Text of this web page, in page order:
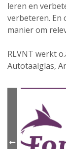
leren en
verbeteren. En
manier om
RLVNT werkt
Autotaalglas,